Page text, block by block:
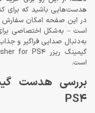
هدست‌هایی باشید که برای
در این صفحه امکان سفارش
است.
PS4